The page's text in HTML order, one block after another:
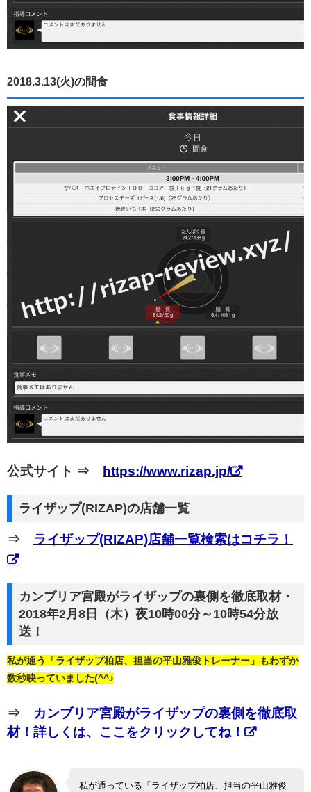
2018.3.13(火)の間食
公式サイト ⇒ https://www.rizap.jp/
ライザップ(RIZAP)の店舗一覧
⇒ ライザップ(RIZAP)店舗一覧検索はコチラ！
カンブリア宮殿がライザップの裏側を徹底取材・
2018年2月8日（木）夜10時00分～10時54分放
送！
私が通う「ライザップ柏店、担当の平山雅俊トレーナー」もわずか
数秒映っていました(^^♪
⇒ カンブリア宮殿がライザップの裏側を徹底取
材！詳しくは、ここをクリックしてね！
私が通っている「ライザップ柏店、担当の平山雅俊